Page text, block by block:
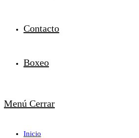
Contacto
Boxeo
Menú Cerrar
Inicio